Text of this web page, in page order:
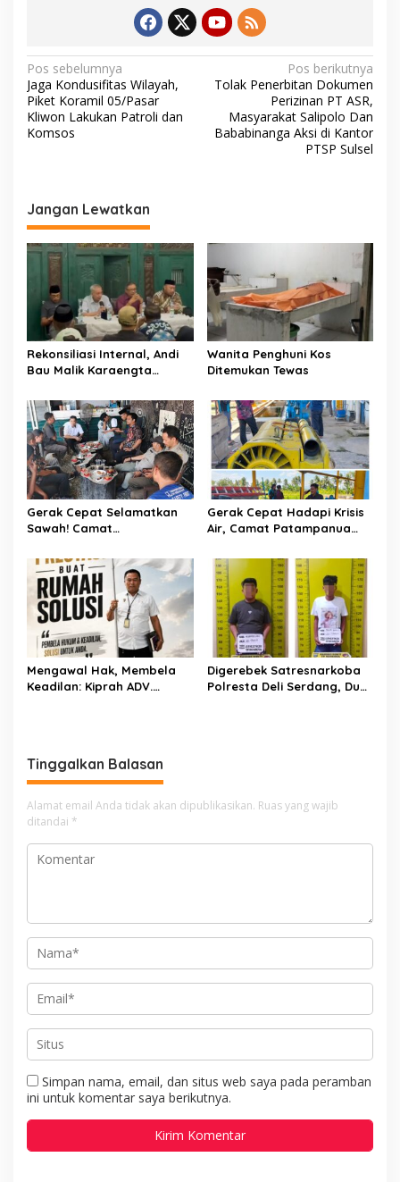
N
a
v
i
a
s
i
o
Pos sebelumnya
Jaga Kondusifitas Wilayah,
Piket Koramil 05/Pasar
Kliwon Lakukan Patroli dan
Komsos
Pos berikutnya
Tolak Penerbitan Dokumen
Perizinan PT ASR,
Masyarakat Salipolo Dan
Bababinanga Aksi di Kantor
PTSP Sulsel
Jangan Lewatkan
Rekonsiliasi Internal, Andi
Bau Malik Karaengta
Pertemuan Darurat Tokoh
Adat Gowa
Wanita Penghuni Kos
Ditemukan Tewas
Gerak Cepat Selamatkan
Sawah! Camat
Kementerian Bahas Solusi
Debit Air Irigasi Watang
Sawitto Menulis
Gerak Cepat Hadapi Krisis
Air, Camat Patampanua
Demi Selamatkan Ribuan
Hektare Sawah Warga
Mengawal Hak, Membela
Keadilan: Kiprah ADV.
Digerebek Satresnarkoba
Polresta Deli Serdang, Dua
Tinggalkan Balasan
Alamat email Anda tidak akan dipublikasikan. Ruas yang wajib
ditandai *
Simpan nama, email, dan situs web saya pada peramban
ini untuk komentar saya berikutnya.